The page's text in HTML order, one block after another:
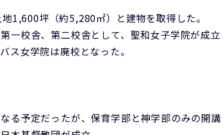
1,600坪（約5,280㎡）と建物を取得した。
校舎、第二校舎として、聖和女子学院が成立
ス女学院は廃校となった。
予定だったが、保育学部と神学部のみの開講